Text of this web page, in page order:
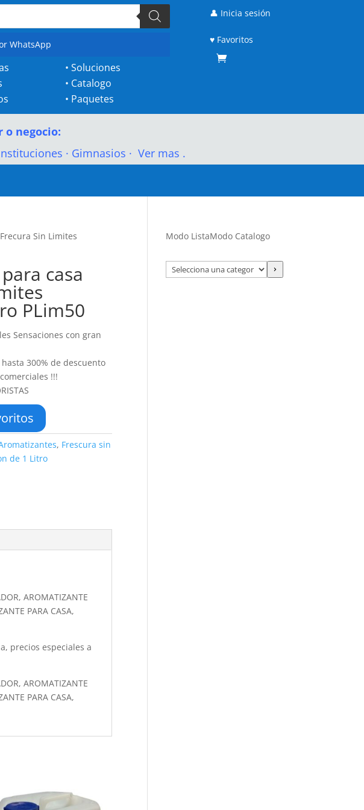
WhatsApp
•Soluciones
• Catalogo
• Paquetes
👤 Inicia sesión
♥ Favoritos
o negocio:
· Gimnasios · Ver mas .
Sin Limites
casa
PLim50
Sensaciones con gran
300% de descuento
!!!
, Frescura sin
de 1 Litro
AROMATIZANTE
PARA CASA,
precios especiales a
AROMATIZANTE
PARA CASA,
Modo ListaModo Catalogo
Selecciona
una